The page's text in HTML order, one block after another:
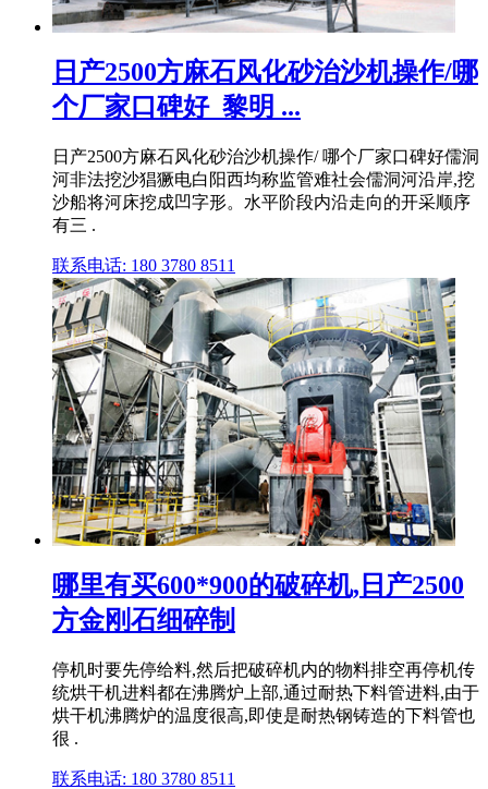
日产2500方麻石风化砂治沙机操作/哪
个厂家口碑好_黎明 ...
日产2500方麻石风化砂治沙机操作/ 哪个厂家口碑好儒洞
河非法挖沙猖獗电白阳西均称监管难社会儒洞河沿岸,挖
沙船将河床挖成凹字形。水平阶段内沿走向的开采顺序
有三 .
联系电话: 180 3780 8511
哪里有买600*900的破碎机,日产2500
方金刚石细碎制
停机时要先停给料,然后把破碎机内的物料排空再停机传
统烘干机进料都在沸腾炉上部,通过耐热下料管进料,由于
烘干机沸腾炉的温度很高,即使是耐热钢铸造的下料管也
很 .
联系电话: 180 3780 8511